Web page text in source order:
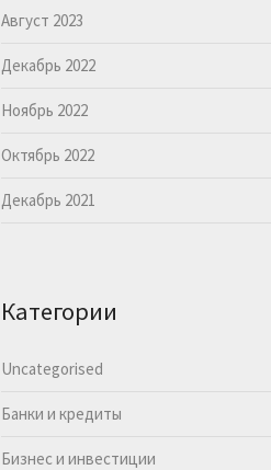
Август 2023
Декабрь 2022
Ноябрь 2022
Октябрь 2022
Декабрь 2021
Категории
Uncategorised
Банки и кредиты
Бизнес и инвестиции